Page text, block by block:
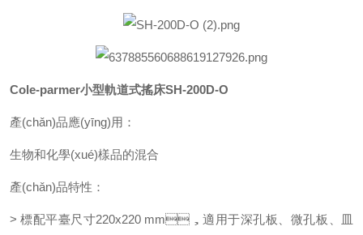
Cole-parmer小型軌道式搖床SH-200D-O
產(chǎn)品應(yīng)用：
生物和化學(xué)樣品的混合
產(chǎn)品特性：
> 標配平臺尺寸220x220 mm，適用于深孔板、微孔板、皿